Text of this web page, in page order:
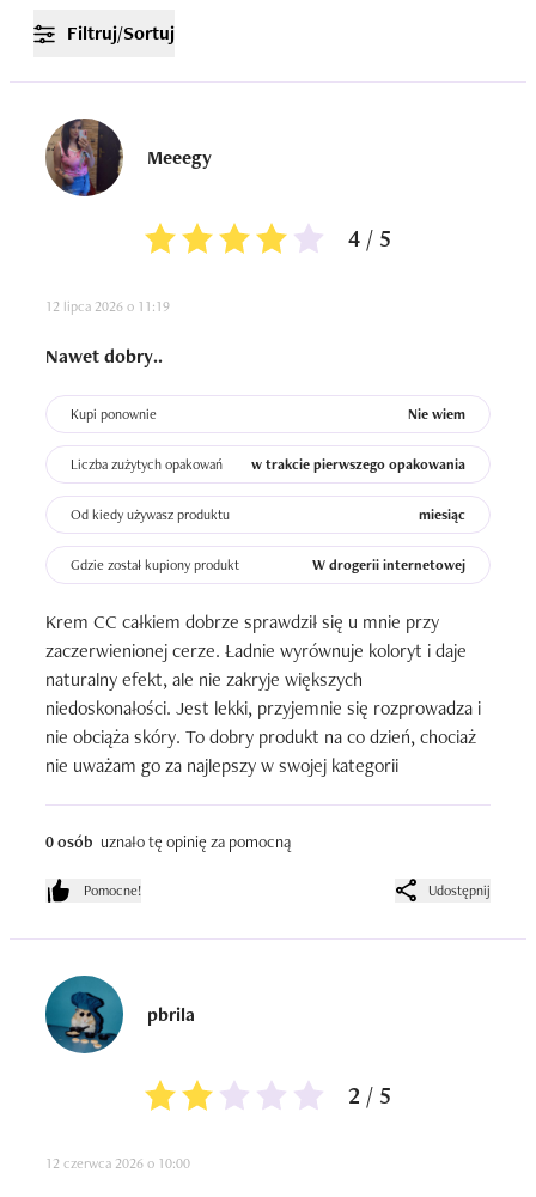
Filtruj/Sortuj
Meeegy
4 / 5
12 lipca 2026 o 11:19
Nawet dobry..
Kupi ponownie Nie wiem
Liczba zużytych opakowań w trakcie pierwszego opakowania
Od kiedy używasz produktu miesiąc
Gdzie został kupiony produkt W drogerii internetowej
Krem CC całkiem dobrze sprawdził się u mnie przy
zaczerwienionej cerze. Ładnie wyrównuje koloryt i daje
naturalny efekt, ale nie zakryje większych
niedoskonałości. Jest lekki, przyjemnie się rozprowadza i
nie obciąża skóry. To dobry produkt na co dzień, chociaż
nie uważam go za najlepszy w swojej kategorii
0 osób uznało tę opinię za pomocną
Pomocne! Udostępnij
pbrila
2 / 5
12 czerwca 2026 o 10:00